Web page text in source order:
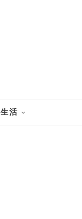
生活